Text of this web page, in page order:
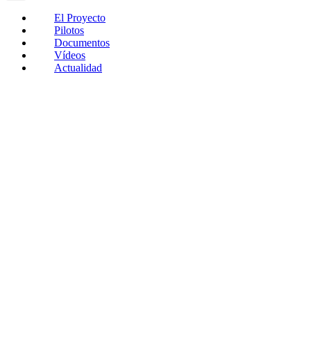
El Proyecto
Pilotos
Documentos
Vídeos
Actualidad